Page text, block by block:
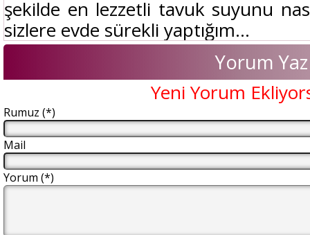
şekilde en lezzetli tavuk suyunu
sizlere evde sürekli yaptığım...
Yorum Yaz
Yeni Yorum
Rumuz (*)
Mail
Yorum (*)